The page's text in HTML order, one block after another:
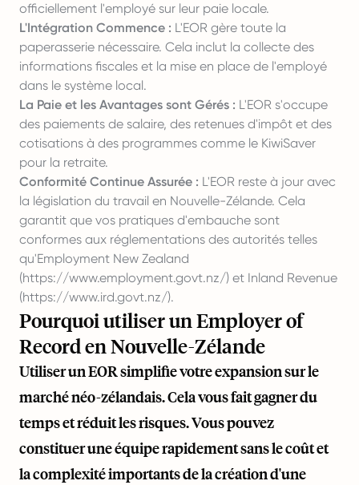
officiellement l'employé sur leur paie locale.
L'Intégration Commence : L'EOR gère toute la
paperasserie nécessaire. Cela inclut la collecte des
informations fiscales et la mise en place de l'employé
dans le système local.
La Paie et les Avantages sont Gérés : L'EOR s'occupe
des paiements de salaire, des retenues d'impôt et des
cotisations à des programmes comme le KiwiSaver
pour la retraite.
Conformité Continue Assurée : L'EOR reste à jour avec
la législation du travail en Nouvelle-Zélande. Cela
garantit que vos pratiques d'embauche sont
conformes aux réglementations des autorités telles
qu'Employment New Zealand
(https://www.employment.govt.nz/) et Inland Revenue
(https://www.ird.govt.nz/).
Pourquoi utiliser un Employer of
Record en Nouvelle-Zélande
Utiliser un EOR simplifie votre expansion sur le
marché néo-zélandais. Cela vous fait gagner du
temps et réduit les risques. Vous pouvez
constituer une équipe rapidement sans le coût et
la complexité importants de la création d'une